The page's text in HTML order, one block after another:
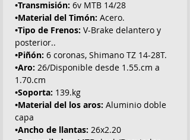
•Transmisión: 6v MTB 14/28
•Material del Timón: Acero.
•Tipo de Frenos: V-Brake delantero y
posterior..
•Piñón: 6 coronas, Shimano TZ 14-28T.
•Aro: 26/Disponible desde 1.55.cm a
1.70.cm
•Soporta: 139.kg
•Material del los aros: Aluminio doble
capa
•Ancho de llantas: 26x2.20